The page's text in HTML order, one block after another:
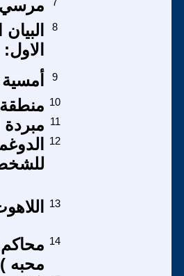
مرسي
8
9
10
11
12
13
محاكم
محبه )
14